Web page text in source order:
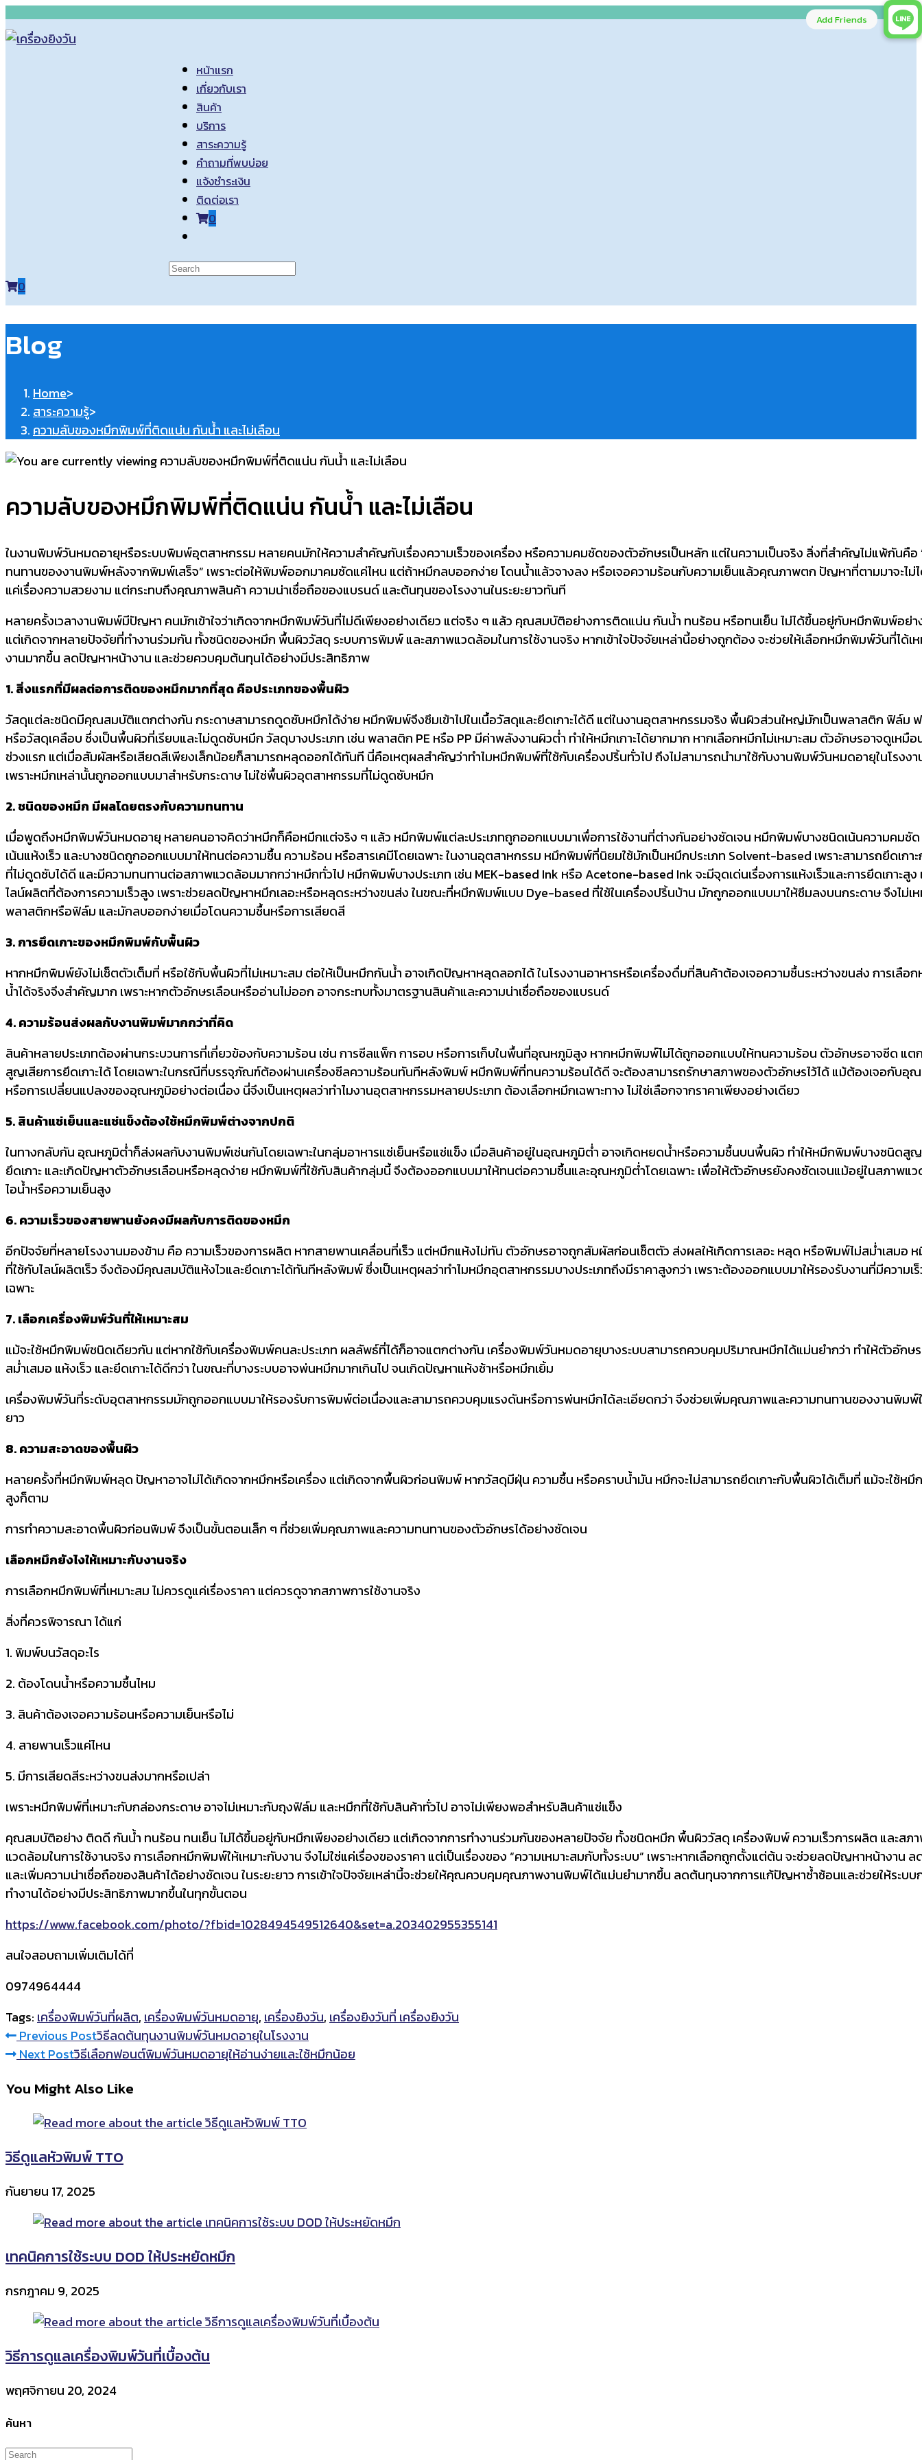
to
หน้าแรก
เกี่ยวกับเรา
สินค้า
บริการ
สาระความรู้
คำถามที่พบบ่อย
แจ้งชำระเงิน
ติดต่อเรา
0
search
0
Blog
Home>
สาระความรู้>
ความลับของหมึกพิมพ์ที่ติดแน่น กันน้ำ และไม่เลือน
ความลับของหมึกพิมพ์ที่ติดแน่น กันน้ำ และไม่เลือน
ในงานพิมพ์วันหมดอายุหรือระบบพิมพ์อุตสาหกรรม หลายคนมักให้ความสำคัญกับเรื่องความเร็วของเครื่อง หรือความคมชัดของตัวอักษรเป็นหลัก แต่ในความเป็นจริง สิ่งที่สำคัญไม่แพ้กันคือ
ทนทานของงานพิมพ์หลังจากพิมพ์เสร็จ” เพราะต่อให้พิมพ์ออกมาคมชัดแค่ไหน แต่ถ้าหมึกลบออกง่าย โดนน้ำแล้วจางลง หรือเจอความร้อนกับความเย็นแล้วคุณภาพตก ปัญหาที่ตามมาจะไม่
แค่เรื่องความสวยงาม แต่กระทบถึงคุณภาพสินค้า ความน่าเชื่อถือของแบรนด์ และต้นทุนของโรงงานในระยะยาวทันที
หลายครั้งเวลางานพิมพ์มีปัญหา คนมักเข้าใจว่าเกิดจากหมึกพิมพ์วันที่ไม่ดีเพียงอย่างเดียว แต่จริง ๆ แล้ว คุณสมบัติอย่างการติดแน่น กันน้ำ ทนร้อน หรือทนเย็น ไม่ได้ขึ้นอยู่กับหมึกพิมพ์อย่า
แต่เกิดจากหลายปัจจัยที่ทำงานร่วมกัน ทั้งชนิดของหมึก พื้นผิววัสดุ ระบบการพิมพ์ และสภาพแวดล้อมในการใช้งานจริง หากเข้าใจปัจจัยเหล่านี้อย่างถูกต้อง จะช่วยให้เลือกหมึกพิมพ์วันที่ได้เ
งานมากขึ้น ลดปัญหาหน้างาน และช่วยควบคุมต้นทุนได้อย่างมีประสิทธิภาพ
1. สิ่งแรกที่มีผลต่อการติดของหมึกมากที่สุด คือประเภทของพื้นผิว
วัสดุแต่ละชนิดมีคุณสมบัติแตกต่างกัน กระดาษสามารถดูดซับหมึกได้ง่าย หมึกพิมพ์จึงซึมเข้าไปในเนื้อวัสดุและยึดเกาะได้ดี แต่ในงานอุตสาหกรรมจริง พื้นผิวส่วนใหญ่มักเป็นพลาสติก ฟิล์ม
หรือวัสดุเคลือบ ซึ่งเป็นพื้นผิวที่เรียบและไม่ดูดซับหมึก วัสดุบางประเภท เช่น พลาสติก PE หรือ PP มีค่าพลังงานผิวต่ำ ทำให้หมึกเกาะได้ยากมาก หากเลือกหมึกไม่เหมาะสม ตัวอักษรอาจดูเหมื
ช่วงแรก แต่เมื่อสัมผัสหรือเสียดสีเพียงเล็กน้อยก็สามารถหลุดออกได้ทันที นี่คือเหตุผลสำคัญว่าทำไมหมึกพิมพ์ที่ใช้กับเครื่องปริ้นทั่วไป ถึงไม่สามารถนำมาใช้กับงานพิมพ์วันหมดอายุในโรงงา
เพราะหมึกเหล่านั้นถูกออกแบบมาสำหรับกระดาษ ไม่ใช่พื้นผิวอุตสาหกรรมที่ไม่ดูดซับหมึก
2. ชนิดของหมึก มีผลโดยตรงกับความทนทาน
เมื่อพูดถึงหมึกพิมพ์วันหมดอายุ หลายคนอาจคิดว่าหมึกก็คือหมึกแต่จริง ๆ แล้ว หมึกพิมพ์แต่ละประเภทถูกออกแบบมาเพื่อการใช้งานที่ต่างกันอย่างชัดเจน หมึกพิมพ์บางชนิดเน้นความคมชั
เน้นแห้งเร็ว และบางชนิดถูกออกแบบมาให้ทนต่อความชื้น ความร้อน หรือสารเคมีโดยเฉพาะ ในงานอุตสาหกรรม หมึกพิมพ์ที่นิยมใช้มักเป็นหมึกประเภท Solvent-based เพราะสามารถยึดเกา
ที่ไม่ดูดซับได้ดี และมีความทนทานต่อสภาพแวดล้อมมากกว่าหมึกทั่วไป หมึกพิมพ์บางประเภท เช่น MEK-based Ink หรือ Acetone-based Ink จะมีจุดเด่นเรื่องการแห้งเร็วและการยึดเกาะสูง
ไลน์ผลิตที่ต้องการความเร็วสูง เพราะช่วยลดปัญหาหมึกเลอะหรือหลุดระหว่างขนส่ง ในขณะที่หมึกพิมพ์แบบ Dye-based ที่ใช้ในเครื่องปริ้นบ้าน มักถูกออกแบบมาให้ซึมลงบนกระดาษ จึงไม่เห
พลาสติกหรือฟิล์ม และมักลบออกง่ายเมื่อโดนความชื้นหรือการเสียดสี
3. การยึดเกาะของหมึกพิมพ์กับพื้นผิว
หากหมึกพิมพ์ยังไม่เซ็ตตัวเต็มที่ หรือใช้กับพื้นผิวที่ไม่เหมาะสม ต่อให้เป็นหมึกกันน้ำ อาจเกิดปัญหาหลุดลอกได้ ในโรงงานอาหารหรือเครื่องดื่มที่สินค้าต้องเจอความชื้นระหว่างขนส่ง การเลือ
น้ำได้จริงจึงสำคัญมาก เพราะหากตัวอักษรเลือนหรืออ่านไม่ออก อาจกระทบทั้งมาตรฐานสินค้าและความน่าเชื่อถือของแบรนด์
4. ความร้อนส่งผลกับงานพิมพ์มากกว่าที่คิด
สินค้าหลายประเภทต้องผ่านกระบวนการที่เกี่ยวข้องกับความร้อน เช่น การซีลแพ็ก การอบ หรือการเก็บในพื้นที่อุณหภูมิสูง หากหมึกพิมพ์ไม่ได้ถูกออกแบบให้ทนความร้อน ตัวอักษรอาจซีด แต
สูญเสียการยึดเกาะได้ โดยเฉพาะในกรณีที่บรรจุภัณฑ์ต้องผ่านเครื่องซีลความร้อนทันทีหลังพิมพ์ หมึกพิมพ์ที่ทนความร้อนได้ดี จะต้องสามารถรักษาสภาพของตัวอักษรไว้ได้ แม้ต้องเจอกับอุ
หรือการเปลี่ยนแปลงของอุณหภูมิอย่างต่อเนื่อง นี่จึงเป็นเหตุผลว่าทำไมงานอุตสาหกรรมหลายประเภท ต้องเลือกหมึกเฉพาะทาง ไม่ใช่เลือกจากราคาเพียงอย่างเดียว
5. สินค้าแช่เย็นและแช่แข็งต้องใช้หมึกพิมพ์ต่างจากปกติ
ในทางกลับกัน อุณหภูมิต่ำก็ส่งผลกับงานพิมพ์เช่นกันโดยเฉพาะในกลุ่มอาหารแช่เย็นหรือแช่แข็ง เมื่อสินค้าอยู่ในอุณหภูมิต่ำ อาจเกิดหยดน้ำหรือความชื้นบนพื้นผิว ทำให้หมึกพิมพ์บางชนิดสูญ
ยึดเกาะ และเกิดปัญหาตัวอักษรเลือนหรือหลุดง่าย หมึกพิมพ์ที่ใช้กับสินค้ากลุ่มนี้ จึงต้องออกแบบมาให้ทนต่อความชื้นและอุณหภูมิต่ำโดยเฉพาะ เพื่อให้ตัวอักษรยังคงชัดเจนแม้อยู่ในสภาพแ
ไอน้ำหรือความเย็นสูง
6. ความเร็วของสายพานยังคงมีผลกับการติดของหมึก
อีกปัจจัยที่หลายโรงงานมองข้าม คือ ความเร็วของการผลิต หากสายพานเคลื่อนที่เร็ว แต่หมึกแห้งไม่ทัน ตัวอักษรอาจถูกสัมผัสก่อนเซ็ตตัว ส่งผลให้เกิดการเลอะ หลุด หรือพิมพ์ไม่สม่ำเสมอ
ที่ใช้กับไลน์ผลิตเร็ว จึงต้องมีคุณสมบัติแห้งไวและยึดเกาะได้ทันทีหลังพิมพ์ ซึ่งเป็นเหตุผลว่าทำไมหมึกอุตสาหกรรมบางประเภทถึงมีราคาสูงกว่า เพราะต้องออกแบบมาให้รองรับงานที่มีความเ
เฉพาะ
7. เลือกเครื่องพิมพ์วันที่ให้เหมาะสม
แม้จะใช้หมึกพิมพ์ชนิดเดียวกัน แต่หากใช้กับเครื่องพิมพ์คนละประเภท ผลลัพธ์ที่ได้ก็อาจแตกต่างกัน เครื่องพิมพ์วันหมดอายุบางระบบสามารถควบคุมปริมาณหมึกได้แม่นยำกว่า ทำให้ตัวอักษร
สม่ำเสมอ แห้งเร็ว และยึดเกาะได้ดีกว่า ในขณะที่บางระบบอาจพ่นหมึกมากเกินไป จนเกิดปัญหาแห้งช้าหรือหมึกเยิ้ม
เครื่องพิมพ์วันที่ระดับอุตสาหกรรมมักถูกออกแบบมาให้รองรับการพิมพ์ต่อเนื่องและสามารถควบคุมแรงดันหรือการพ่นหมึกได้ละเอียดกว่า จึงช่วยเพิ่มคุณภาพและความทนทานของงานพิมพ์ใ
ยาว
8. ความสะอาดของพื้นผิว
หลายครั้งที่หมึกพิมพ์หลุด ปัญหาอาจไม่ได้เกิดจากหมึกหรือเครื่อง แต่เกิดจากพื้นผิวก่อนพิมพ์ หากวัสดุมีฝุ่น ความชื้น หรือคราบน้ำมัน หมึกจะไม่สามารถยึดเกาะกับพื้นผิวได้เต็มที่ แม้จะใช้ห
สูงก็ตาม
การทำความสะอาดพื้นผิวก่อนพิมพ์ จึงเป็นขั้นตอนเล็ก ๆ ที่ช่วยเพิ่มคุณภาพและความทนทานของตัวอักษรได้อย่างชัดเจน
เลือกหมึกยังไงให้เหมาะกับงานจริง
การเลือกหมึกพิมพ์ที่เหมาะสม ไม่ควรดูแค่เรื่องราคา แต่ควรดูจากสภาพการใช้งานจริง
สิ่งที่ควรพิจารณา ได้แก่
1. พิมพ์บนวัสดุอะไร
2. ต้องโดนน้ำหรือความชื้นไหม
3. สินค้าต้องเจอความร้อนหรือความเย็นหรือไม่
4. สายพานเร็วแค่ไหน
5. มีการเสียดสีระหว่างขนส่งมากหรือเปล่า
เพราะหมึกพิมพ์ที่เหมาะกับกล่องกระดาษ อาจไม่เหมาะกับถุงฟิล์ม และหมึกที่ใช้กับสินค้าทั่วไป อาจไม่เพียงพอสำหรับสินค้าแช่แข็ง
คุณสมบัติอย่าง ติดดี กันน้ำ ทนร้อน ทนเย็น ไม่ได้ขึ้นอยู่กับหมึกเพียงอย่างเดียว แต่เกิดจากการทำงานร่วมกันของหลายปัจจัย ทั้งชนิดหมึก พื้นผิววัสดุ เครื่องพิมพ์ ความเร็วการผลิต และสภ
แวดล้อมในการใช้งานจริง การเลือกหมึกพิมพ์ให้เหมาะกับงาน จึงไม่ใช่แค่เรื่องของราคา แต่เป็นเรื่องของ “ความเหมาะสมกับทั้งระบบ” เพราะหากเลือกถูกตั้งแต่ต้น จะช่วยลดปัญหาหน้างาน ล
และเพิ่มความน่าเชื่อถือของสินค้าได้อย่างชัดเจน ในระยะยาว การเข้าใจปัจจัยเหล่านี้จะช่วยให้คุณควบคุมคุณภาพงานพิมพ์ได้แม่นยำมากขึ้น ลดต้นทุนจากการแก้ปัญหาซ้ำซ้อนและช่วยให้ระบ
ทำงานได้อย่างมีประสิทธิภาพมากขึ้นในทุกขั้นตอน
https://www.facebook.com/photo/?fbid=1028494549512640&set=a.203402955355141
สนใจสอบถามเพิ่มเติมได้ที่
0974964444
Tags: เครื่องพิมพ์วันที่ผลิต, เครื่องพิมพ์วันหมดอายุ, เครื่องยิงวัน, เครื่องยิงวันที่ เครื่องยิงวัน
Read
more
articles
Previous Postวิธีลดต้นทุนงานพิมพ์วันหมดอายุในโรงงาน
Next Postวิธีเลือกฟอนต์พิมพ์วันหมดอายุให้อ่านง่ายและใช้หมึกน้อย
You Might Also Like
วิธีดูแลหัวพิมพ์ TTO
กันยายน 17, 2025
เทคนิคการใช้ระบบ DOD ให้ประหยัดหมึก
กรกฎาคม 9, 2025
วิธีการดูแลเครื่องพิมพ์วันที่เบื้องต้น
พฤศจิกายน 20, 2024
ค้นหา